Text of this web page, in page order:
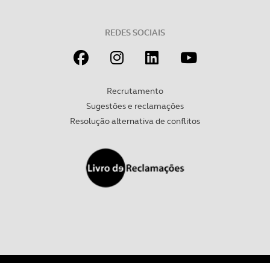
REDES SOCIAIS
Recrutamento
Sugestões e reclamações
Resolução alternativa de conflitos